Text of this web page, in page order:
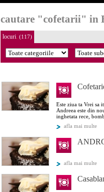
cautare "cofetarii" in
locuri. (117)
Este ziua ta Vrei sa
Andreea este din
inghetata rece,
afla mai multe
afla mai multe